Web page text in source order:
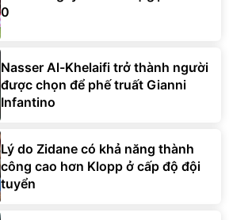
0
Nasser Al-Khelaifi trở thành người
được chọn để phế truất Gianni
Infantino
Lý do Zidane có khả năng thành
công cao hơn Klopp ở cấp độ đội
tuyển